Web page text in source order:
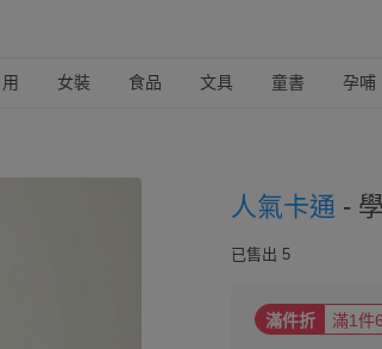
女裝 食品 文具 童書 孕哺
人氣卡通 -
已售出 5
滿件折 滿1件